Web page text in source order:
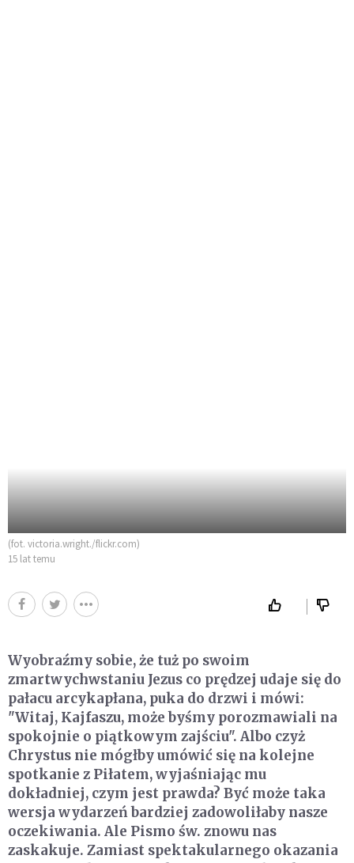
(fot. victoria.wright./flickr.com)
15 lat temu
Wyobraźmy sobie, że tuż po swoim
zmartwychwstaniu Jezus co prędzej udaje się do
pałacu arcykapłana, puka do drzwi i mówi:
"Witaj, Kajfaszu, może byśmy porozmawiali na
spokojnie o piątkowym zajściu". Albo czyż
Chrystus nie mógłby umówić się na kolejne
spotkanie z Piłatem, wyjaśniając mu
dokładniej, czym jest prawda? Być może taka
wersja wydarzeń bardziej zadowoliłaby nasze
oczekiwania. Ale Pismo św. znowu nas
zaskakuje. Zamiast spektakularnego okazania